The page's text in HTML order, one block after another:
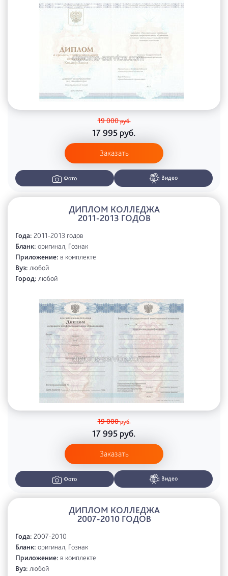
19 000руб.
17 995 руб.
Заказать
Фото Видео
ДИПЛОМ КОЛЛЕДЖА
2011-2013 ГОДОВ
Года: 2011-2013 годов
Бланк: оригинал, Гознак
Приложение: в комплекте
Вуз: любой
Город: любой
19 000руб.
17 995 руб.
Заказать
Фото Видео
ДИПЛОМ КОЛЛЕДЖА
2007-2010 ГОДОВ
Года: 2007-2010
Бланк: оригинал, Гознак
Приложение: в комплекте
Вуз: любой